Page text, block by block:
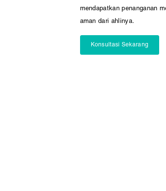
mendapatkan penanganan
aman dari ahlinya.
Konsultasi Sekarang